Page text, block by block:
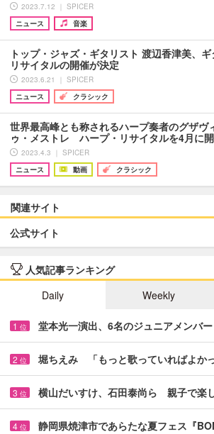
2023.7.12 ｜ SPICER
ニュース
音楽
トップ・ジャズ・ギタリスト 渡辺香津美、ギ
リサイタルの開催が決定
2023.6.21 ｜ SPICER
ニュース
クラシック
世界最高峰とも称されるハープ奏者のグザヴ
ゥ・メストレ ハープ・リサイタルを4月に
2023.4.3 ｜ SPICER
ニュース
動画 クラシック
関連サイト
公式サイト
人気記事ランキング
Daily
Weekly
1 位 堂本光一演出、6名のジュニアメンバ
2 位 堀ちえみ 「もっと歌っていればよか
3 位 横山だいすけ、石田泰尚ら 親子で楽
4 位 静岡県焼津市であらたな夏フェス『